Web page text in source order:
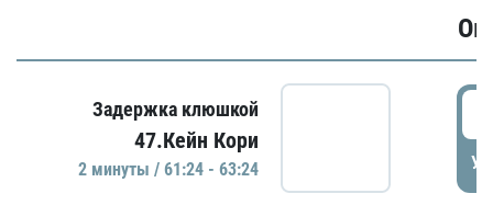
Задержка клюшкой
47.Кейн Кори
2 минуты / 61:24 - 63:24